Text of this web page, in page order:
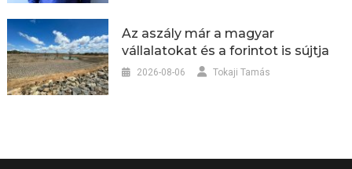
Az aszály már a magyar
vállalatokat és a forintot is sújtja
2026-08-06 Tokaji Tamás